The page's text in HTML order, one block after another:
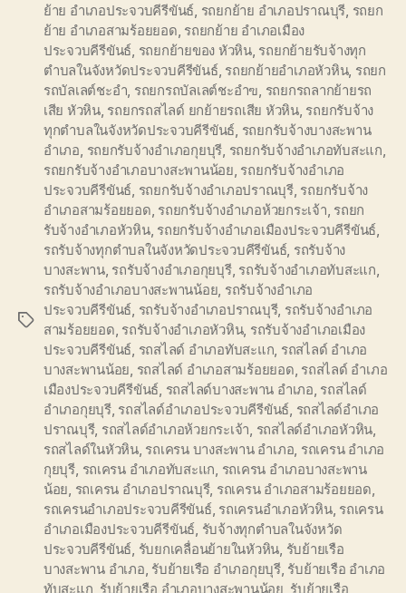
Tags
ย้าย อำเภอประจวบคีรีขันธ์ รถยกย้าย อำเภอปราณบุรี รถยก
ย้าย อำเภอสามร้อยยอด รถยกย้าย อำเภอเมือง
ประจวบคีรีขันธ์ รถยกย้ายของ หัวหิน, รถยกย้ายรับจ้างทุก
ตำบลในจังหวัดประจวบคีรีขันธ์, รถยกย้ายอำเภอหัวหิน, รถยก
รถบัลเลต์ชะอำ รถยกรถบัลเลต์ชะอำฃ รถยกรถลากย้ายรถ
เสีย หัวหิน, รถยกรถสไลด์ ยกย้ายรถเสีย หัวหิน, รถยกรับจ้าง
ทุกตำบลในจังหวัดประจวบคีรีขันธ์ รถยกรับจ้างบางสะพาน
อำเภอ รถยกรับจ้างอำเภอกุยบุรี รถยกรับจ้างอำเภอทับสะแก
รถยกรับจ้างอำเภอบางสะพานน้อย รถยกรับจ้างอำเภอ
ประจวบคีรีขันธ์ รถยกรับจ้างอำเภอปราณบุรี, รถยกรับจ้าง
อำเภอสามร้อยยอด รถยกรับจ้างอำเภอห้วยกระเจ้า รถยก
รับจ้างอำเภอหัวหิน, รถยกรับจ้างอำเภอเมืองประจวบคีรีขันธ์
รถรับจ้างทุกตำบลในจังหวัดประจวบคีรีขันธ์, รถรับจ้าง
บางสะพาน, รถรับจ้างอำเภอกุยบุรี, รถรับจ้างอำเภอทับสะแก
รถรับจ้างอำเภอบางสะพานน้อย รถรับจ้างอำเภอ
ประจวบคีรีขันธ์ รถรับจ้างอำเภอปราณบุรี, รถรับจ้างอำเภอ
สามร้อยยอด รถรับจ้างอำเภอหัวหิน, รถรับจ้างอำเภอเมือง
ประจวบคีรีขันธ์ รถสไลด์ อำเภอทับสะแก รถสไลด์ อำเภอ
บางสะพานน้อย รถสไลด์ อำเภอสามร้อยยอด รถสไลด์ อำเภอ
เมืองประจวบคีรีขันธ์ รถสไลด์บางสะพาน อำเภอ รถสไลด์
อำเภอกุยบุรี, รถสไลด์อำเภอประจวบคีรีขันธ์ รถสไลด์อำเภอ
ปราณบุรี, รถสไลด์อำเภอห้วยกระเจ้า รถสไลด์อำเภอหัวหิน
รถสไลด์ในหัวหิน, รถเครน บางสะพาน อำเภอ รถเครน อำเภอ
กุยบุรี รถเครน อำเภอทับสะแก รถเครน อำเภอบางสะพาน
น้อย รถเครน อำเภอปราณบุรี, รถเครน อำเภอสามร้อยยอด
รถเครนอำเภอประจวบคีรีขันธ์, รถเครนอำเภอหัวหิน, รถเครน
อำเภอเมืองประจวบคีรีขันธ์ รับจ้างทุกตำบลในจังหวัด
ประจวบคีรีขันธ์ รับยกเคลื่อนย้ายในหัวหิน รับย้ายเรือ
บางสะพาน อำเภอ รับย้ายเรือ อำเภอกุยบุรี, รับย้ายเรือ อำเภอ
ทับสะแก รับย้ายเรือ อำเภอบางสะพานน้อย รับย้ายเรือ